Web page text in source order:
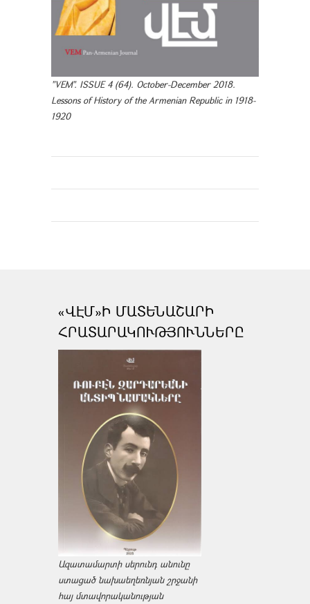
"VEM". ISSUE 4 (64). October-December 2018.
Lessons of History of the Armenian Republic in 1918-
1920
«ՎԷՄ»Ի ՄԱՏԵՆԱՇԱՐԻ
ՀՐԱՏԱՐԱԿՈՒԹՅՈՒՆՆԵՐԸ
Ազատամարտի սերունդ անունը
ստացած նախաեղեռնյան շրջանի
հայ մտավորականության